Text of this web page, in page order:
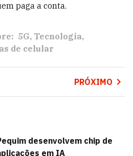
paga a conta.
5G Tecnologia
de celular
PRÓXIMO
desenvolvem chip de
em IA